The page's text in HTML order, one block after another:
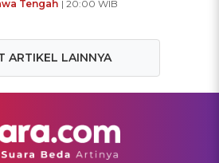
Tengah | 20:00 WIB
ARTIKEL LAINNYA